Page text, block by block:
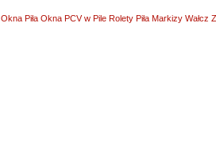
Okna Piła Okna PCV w Pile Rolety Piła Markizy Wałcz